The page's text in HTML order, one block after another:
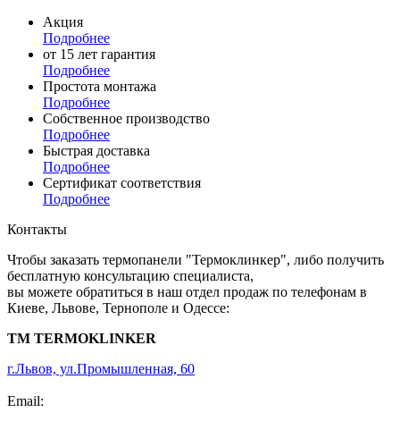
Акция
Подробнее
от 15 лет гарантия
Подробнее
Простота монтажа
Подробнее
Собственное производство
Подробнее
Быстрая доставка
Подробнее
Сертификат соответствия
Подробнее
Контакты
Чтобы заказать термопанели "Термоклинкер", либо получить
бесплатную консультацию специалиста,
вы можете обратиться в наш отдел продаж по телефонам в
Киеве, Львове, Тернополе и Одессе:
TM TERMOKLINKER
г.Львов, ул.Промышленная, 60
Email: